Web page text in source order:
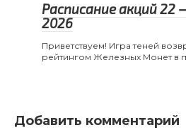
Расписание акций 22
2026
Приветствуем! Игра теней
рейтингом Железных Монет в
Добавить комментарий